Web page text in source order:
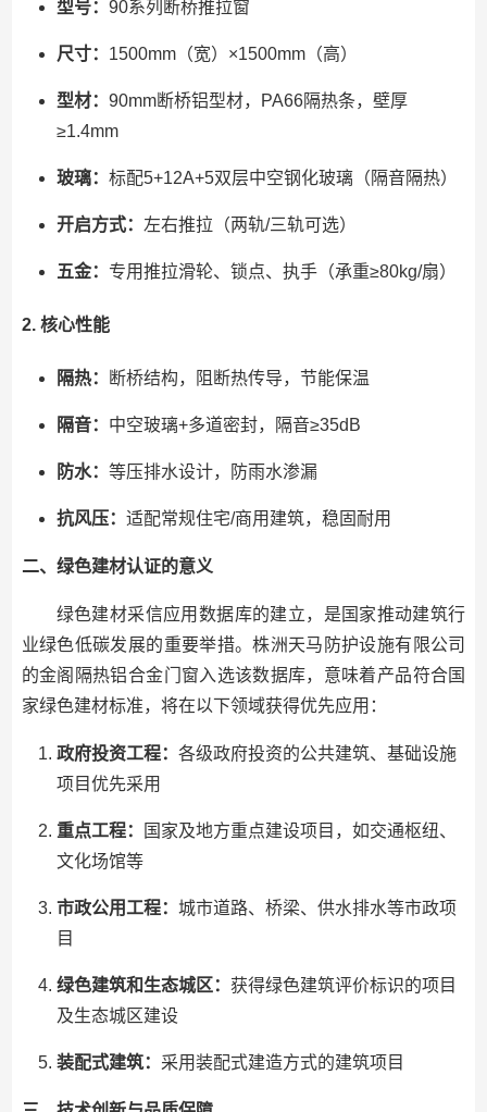
型号： 90系列断桥推拉窗
尺寸： 1500mm（宽）×1500mm（高）
型材： 90mm断桥铝型材，PA66隔热条，壁厚
≥1.4mm
玻璃： 标配5+12A+5双层中空钢化玻璃（隔音隔热）
开启方式： 左右推拉（两轨/三轨可选）
五金： 专用推拉滑轮、锁点、执手（承重≥80kg/扇）
2. 核心性能
隔热： 断桥结构，阻断热传导，节能保温
隔音： 中空玻璃+多道密封，隔音≥35dB
防水： 等压排水设计，防雨水渗漏
抗风压： 适配常规住宅/商用建筑，稳固耐用
二、绿色建材认证的意义
绿色建材采信应用数据库的建立，是国家推动建筑行
业绿色低碳发展的重要举措。株洲天马防护设施有限公司
的金阁隔热铝合金门窗入选该数据库，意味着产品符合国
家绿色建材标准，将在以下领域获得优先应用：
政府投资工程： 各级政府投资的公共建筑、基础设施
项目优先采用
重点工程：
国家及地方重点建设项目，如交通枢纽、
文化场馆等
市政公用工程： 城市道路、桥梁、供水排水等市政项
目
绿色建筑和生态城区： 获得绿色建筑评价标识的项目
及生态城区建设
装配式建筑： 采用装配式建造方式的建筑项目